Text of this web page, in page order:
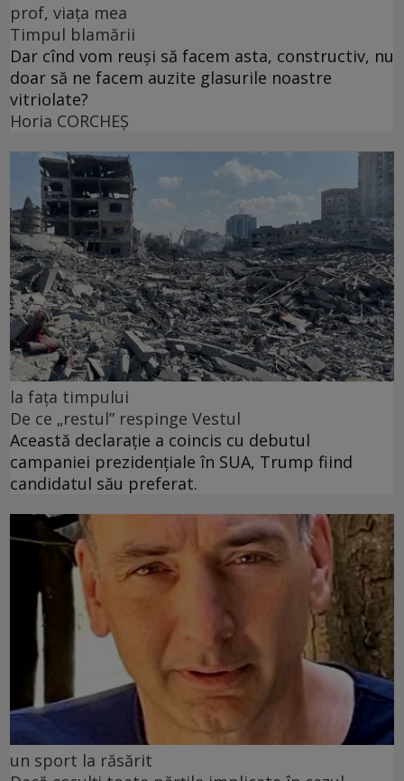
prof, viața mea
Timpul blamării
Dar cînd vom reuși să facem asta, constructiv, nu
doar să ne facem auzite glasurile noastre
vitriolate?
Horia CORCHEŞ
la fața timpului
De ce „restul” respinge Vestul
Această declarație a coincis cu debutul
campaniei prezidențiale în SUA, Trump fiind
candidatul său preferat.
un sport la răsărit